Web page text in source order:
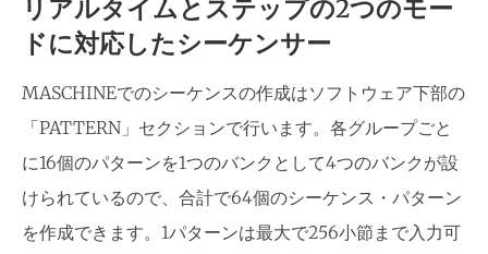
リアルタイムとステップの2つのモー
ドに対応したシーケンサー
MASCHINEでのシーケンスの作成はソフトウェア下部の
「PATTERN」セクションで行います。各グループごと
に16個のパターンを1つのバンクとして4つのバンクが設
けられているので、合計で64個のシーケンス・パターン
を作成できます。1パターンは最大で256小節まで入力可